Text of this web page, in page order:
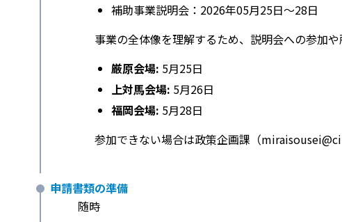
補助事業説明会：2026年05月25日〜28日
事業の全体像を理解するため、説明会への参加
厳原会場: 5月25日
上対馬会場: 5月26日
福岡会場: 5月28日
参加できない場合は政策企画課（
申請書類の準備
随時